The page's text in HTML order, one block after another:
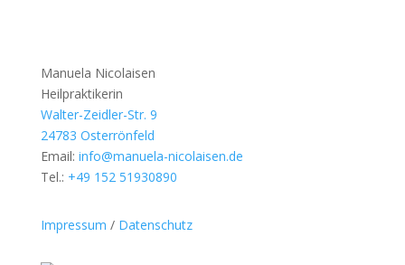
Manuela Nicolaisen
Heilpraktikerin
Walter-Zeidler-Str. 9
24783 Osterrönfeld
Email: info@manuela-nicolaisen.de
Tel.: +49 152 51930890
Impressum / Datenschutz